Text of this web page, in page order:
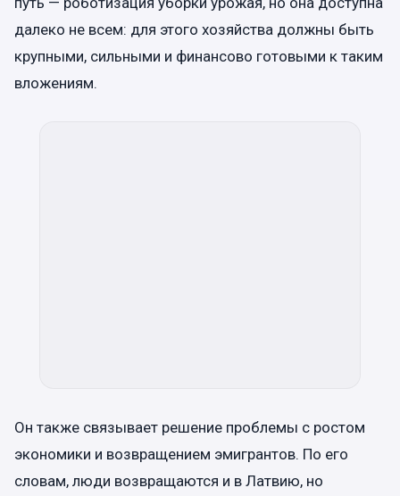
далеко не всем: для этого хозяйства должны быть
крупными, сильными и финансово готовыми к таким
вложениям.
Он также связывает решение проблемы с ростом
экономики и возвращением эмигрантов. По его
словам, люди возвращаются и в Латвию, но